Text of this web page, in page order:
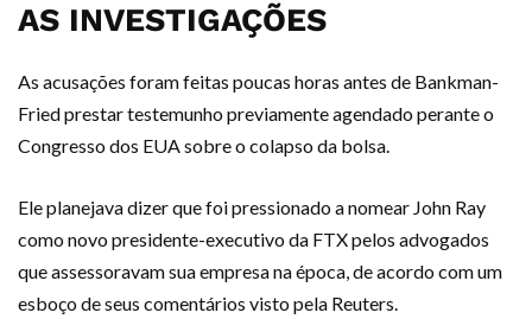
AS INVESTIGAÇÕES
As acusações foram feitas poucas horas antes de Bankman-
Fried prestar testemunho previamente agendado perante o
Congresso dos EUA sobre o colapso da bolsa.
Ele planejava dizer que foi pressionado a nomear John Ray
como novo presidente-executivo da FTX pelos advogados
que assessoravam sua empresa na época, de acordo com um
esboço de seus comentários visto pela Reuters.